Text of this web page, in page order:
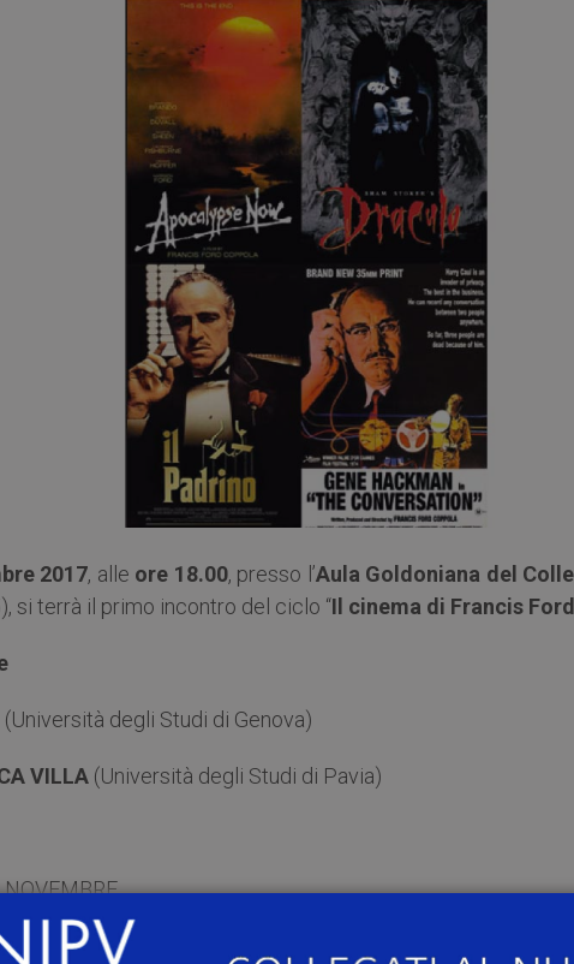
2017, alle ore 18.00, presso l’Aula Goldoniana del
si terrà il primo incontro del ciclo “Il cinema di Francis
(Università degli Studi di Genova)
VILLA (Università degli Studi di Pavia)
figliocci